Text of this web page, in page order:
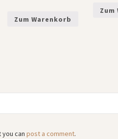
Zum Warenkorb
Zum
can post a comment.